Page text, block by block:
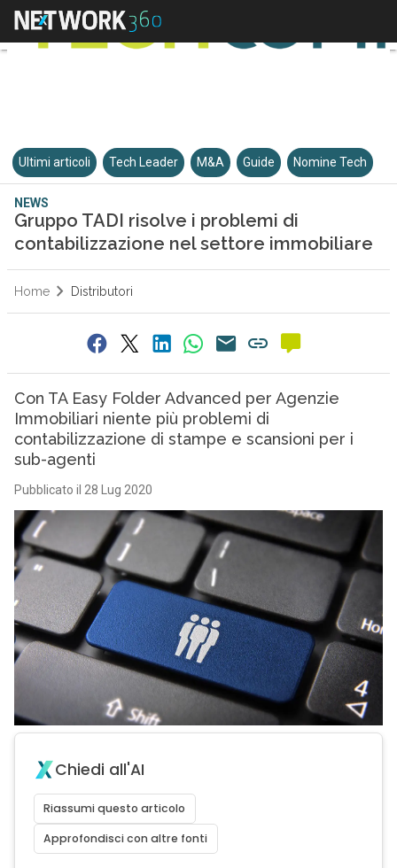
Ultimi articoli Tech Leader M&A Guide Nomine Tech
NEWS
Gruppo TADI risolve i problemi di
contabilizzazione nel settore immobiliare
Home Distributori
Con TA Easy Folder Advanced per Agenzie
Immobiliari niente più problemi di
contabilizzazione di stampe e scansioni per i
sub-agenti
Pubblicato il 28 Lug 2020
Chiedi all'AI
Riassumi questo articolo
Approfondisci con altre fonti